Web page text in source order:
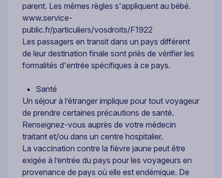
parent. Les mêmes règles s'appliquent au bébé.
www.service-
public.fr/particuliers/vosdroits/F1922
Les passagers en transit dans un pays différent
de leur destination finale sont priés de vérifier les
formalités d'entrée spécifiques à ce pays.
Santé
Un séjour à l’étranger implique pour tout voyageur
de prendre certaines précautions de santé.
Renseignez-vous auprès de votre médecin
traitant et/ou dans un centre hospitalier.
La vaccination contre la fièvre jaune peut être
exigée à l’entrée du pays pour les voyageurs en
provenance de pays où elle est endémique. De